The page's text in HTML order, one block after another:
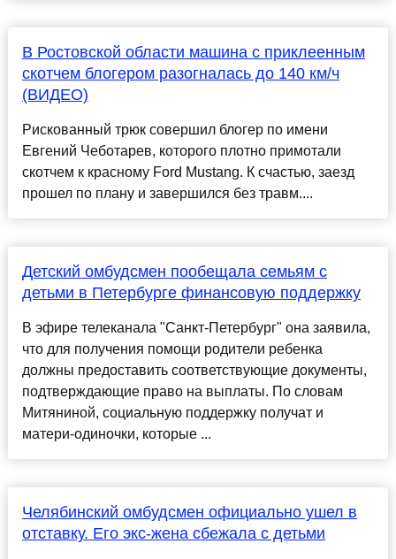
В Ростовской области машина с приклеенным
скотчем блогером разогналась до 140 км/ч
(ВИДЕО)
Рискованный трюк совершил блогер по имени
Евгений Чеботарев, которого плотно примотали
скотчем к красному Ford Mustang. К счастью, заезд
прошел по плану и завершился без травм....
Детский омбудсмен пообещала семьям с
детьми в Петербурге финансовую поддержку
В эфире телеканала "Санкт-Петербург" она заявила,
что для получения помощи родители ребенка
должны предоставить соответствующие документы,
подтверждающие право на выплаты. По словам
Митяниной, социальную поддержку получат и
матери-одиночки, которые ...
Челябинский омбудсмен официально ушел в
отставку. Его экс-жена сбежала с детьми